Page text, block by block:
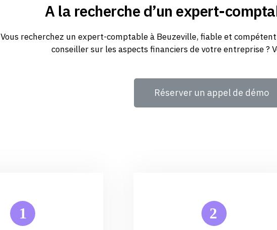
A la recherche d’un expert-
Vous recherchez un expert-comptable à Beuzeville, fiable et
conseiller sur les aspects financiers de votre entreprise ?
Réserver un appel de démo
1 2